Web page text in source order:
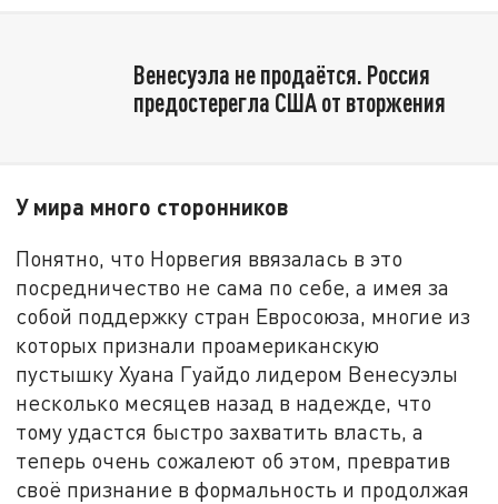
Венесуэла не продаётся. Россия
предостерегла США от вторжения
У мира много сторонников
Понятно, что Норвегия ввязалась в это
посредничество не сама по себе, а имея за
собой поддержку стран Евросоюза, многие из
которых признали проамериканскую
пустышку Хуана Гуайдо лидером Венесуэлы
несколько месяцев назад в надежде, что
тому удастся быстро захватить власть, а
теперь очень сожалеют об этом, превратив
своё признание в формальность и продолжая